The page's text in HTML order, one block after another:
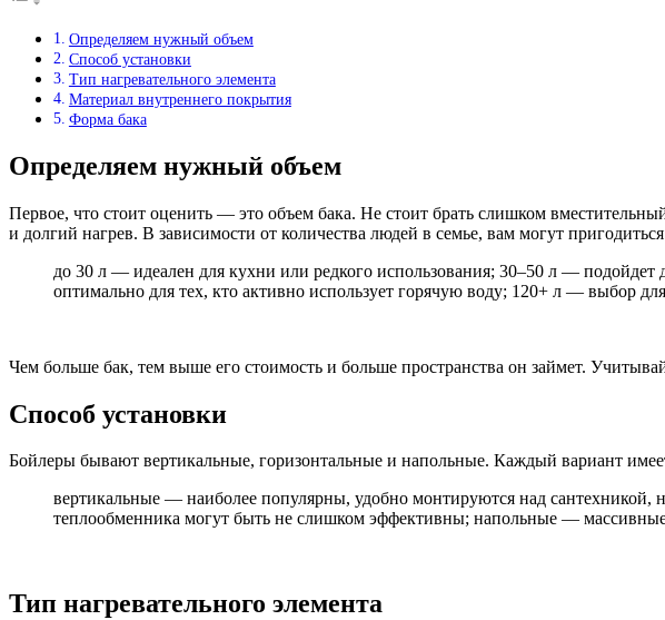
Определяем нужный объем
Способ установки
Тип нагревательного элемента
Материал внутреннего покрытия
Форма бака
Определяем нужный объем
Первое, что стоит оценить — это объем бака. Не стоит брать слишком
и долгий нагрев. В зависимости от количества людей в семье, вам могут
до 30 л — идеален для кухни или редкого использования; 30–50 л —
оптимально для тех, кто активно использует горячую воду; 120+ л — выбор
Чем больше бак, тем выше его стоимость и больше пространства он займет.
Способ установки
Бойлеры бывают вертикальные, горизонтальные и напольные. Каждый вариант
вертикальные — наиболее популярны, удобно монтируются над
теплообменника могут быть не слишком эффективны; напольные —
Тип нагревательного элемента